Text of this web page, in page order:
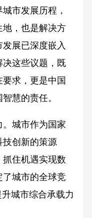
市发展历程，
，也是解决方
展已深度嵌入
这些议题，既
求，更是中国
慧的责任。
城市作为国家
技创新的策源
住机遇实现数
城市的全球竞
城市综合承载力